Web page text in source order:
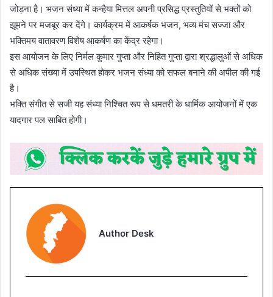
जोड़ना है। भजन संध्या में कन्हैया मित्तल अपनी प्रसिद्ध प्रस्तुतियों से भक्तों को
झूमने पर मजबूर कर देंगे। कार्यक्रम में आकर्षक भजन, भव्य मंच सज्जा और
भक्तिमय वातावरण विशेष आकर्षण का केंद्र रहेगा।
इस आयोजन के लिए निर्मल कुमार गुप्ता और निहित गुप्ता द्वारा श्रद्धालुओं से अधिक
से अधिक संख्या में उपस्थित होकर भजन संध्या को सफल बनाने की अपील की गई
है।
भक्ति संगीत से सजी यह संध्या निश्चित रूप से धमतरी के धार्मिक आयोजनों में एक
यादगार पल साबित होगी।
Author Desk